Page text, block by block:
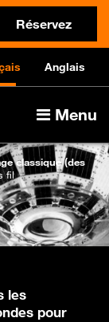
Réservez
Anglais
Menu
classique (des
fil
les
pour